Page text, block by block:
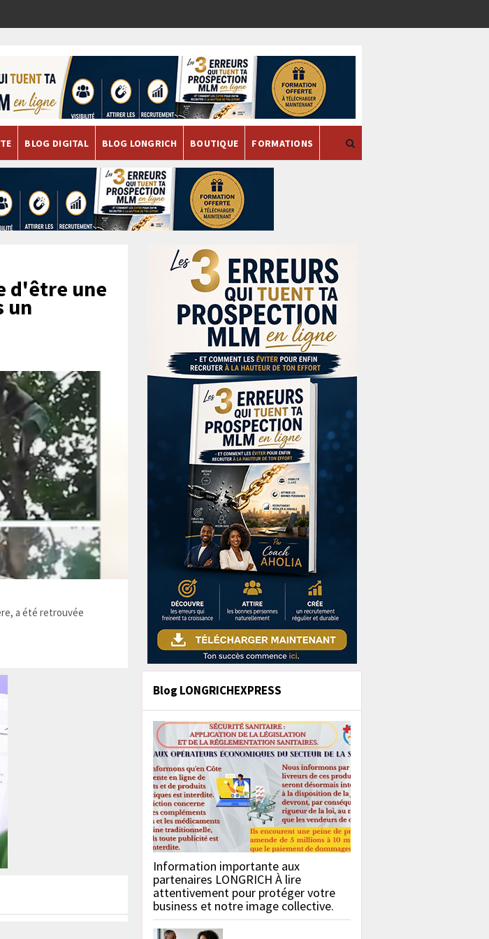
BLOG DIGITAL BLOG LONGRICH BOUTIQUE FORMATIONS
d'être une
un
a été retrouvée
Blog LONGRICHEXPRESS
Information importante aux
partenaires LONGRICH À lire
attentivement pour protéger votre
business et notre image collective.